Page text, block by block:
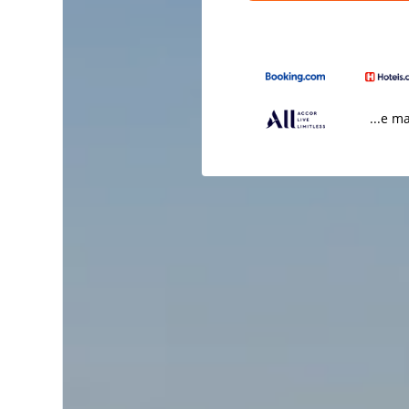
...e